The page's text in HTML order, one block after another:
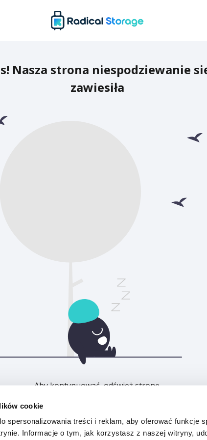
cookie
spersonalizowania treści i reklam, aby oferować funkcje
Informacje o tym, jak korzystasz z naszej witryny,
Nasza strona niespodziewanie
zawiesiła
Aby kontynuować, odśwież stronę.
Odśwież